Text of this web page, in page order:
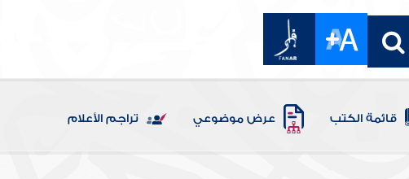
قائمة الكتب عرض موضوعي تراجم الأعلام